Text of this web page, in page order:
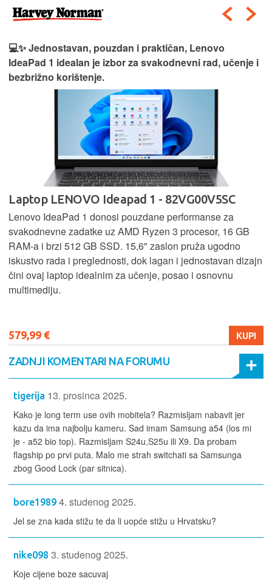
💻✨ Jednostavan, pouzdan i praktičan, Lenovo
IdeaPad 1 idealan je izbor za svakodnevni rad, učenje i
bezbrižno korištenje.
Laptop LENOVO Ideapad 1 - 82VG00V5SC
Lenovo IdeaPad 1 donosi pouzdane performanse za
svakodnevne zadatke uz AMD Ryzen 3 procesor, 16 GB
RAM-a i brzi 512 GB SSD. 15,6" zaslon pruža ugodno
iskustvo rada i preglednosti, dok lagan i jednostavan dizajn
čini ovaj laptop idealnim za učenje, posao i osnovnu
multimediju.
579,99 € KUPI
ZADNJI KOMENTARI NA FORUMU
tigerija 13. prosinca 2025.
Kako je long term use ovih mobitela? Razmisljam nabavit jer
kazu da ima najbolju kameru. Sad imam Samsung a54 (los mi
je - a52 bio top). Razmisljam S24u,S25u ili X9. Da probam
flagship po prvi puta. Malo me strah switchati sa Samsunga
zbog Good Lock (par sitnica).
bore1989 4. studenog 2025.
Jel se zna kada stižu te da li uopće stižu u Hrvatsku?
nike098 3. studenog 2025.
Koje cijene boze sacuvaj